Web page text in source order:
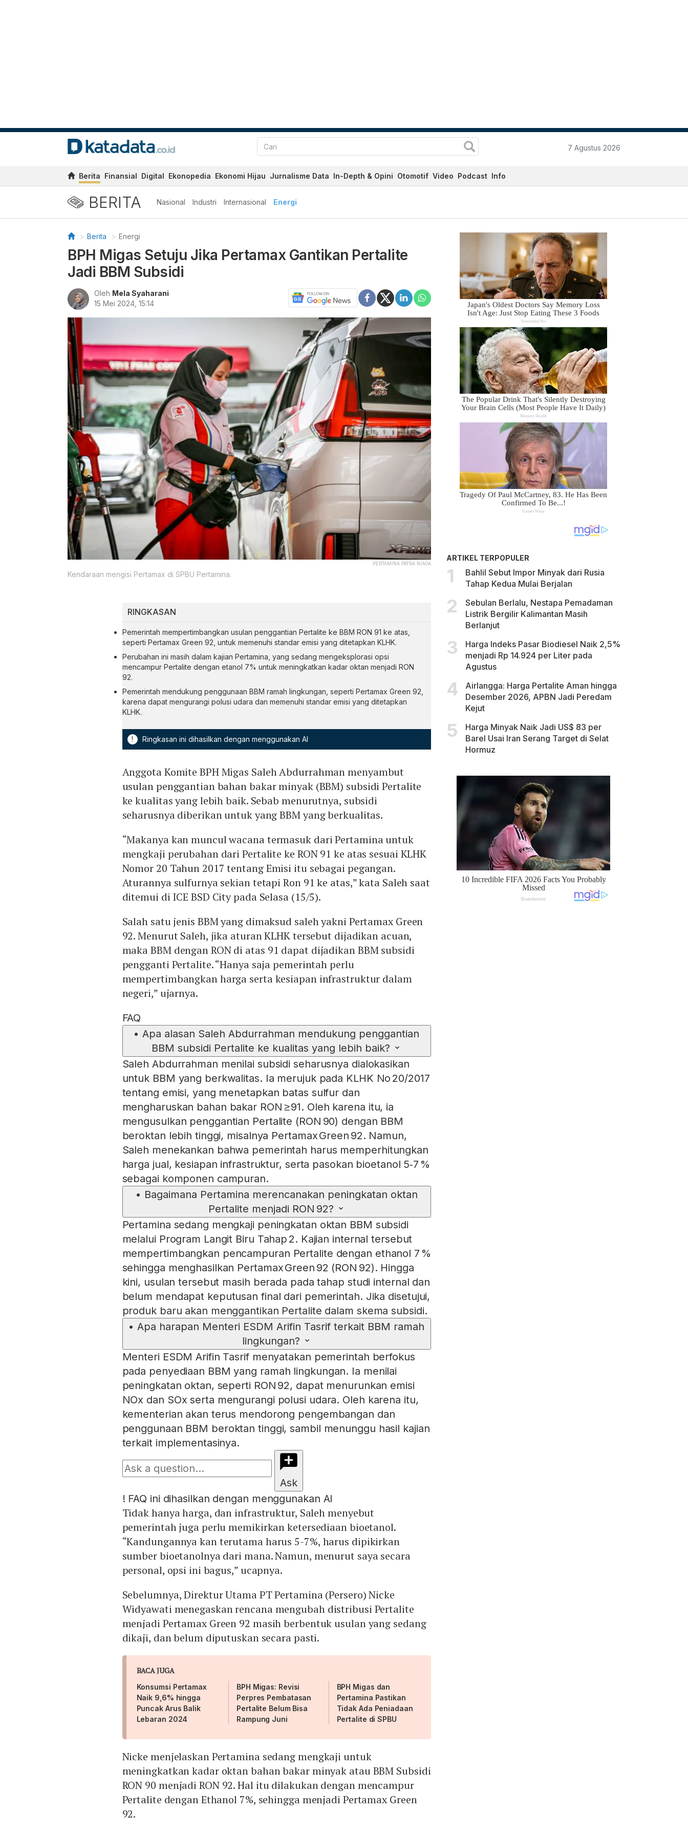
7 Agustus 2026
Berita Finansial Digital Ekonopedia Ekonomi Hijau Jurnalisme Data In-Depth & Opini Otomotif Video Podcast Info
BERITA Nasional Industri Internasional Energi
Berita Energi
BPH Migas Setuju Jika Pertamax Gantikan Pertalite
Jadi BBM Subsidi
Oleh Mela Syaharani
15 Mei 2024, 15:14
PERTAMINA PATRA NIAGA
Kendaraan mengisi Pertamax di SPBU Pertamina.
RINGKASAN
Pemerintah mempertimbangkan usulan penggantian Pertalite ke BBM RON 91 ke atas,
seperti Pertamax Green 92, untuk memenuhi standar emisi yang ditetapkan KLHK.
Perubahan ini masih dalam kajian Pertamina, yang sedang mengeksplorasi opsi
mencampur Pertalite dengan etanol 7% untuk meningkatkan kadar oktan menjadi RON
92.
Pemerintah mendukung penggunaan BBM ramah lingkungan, seperti Pertamax Green 92,
karena dapat mengurangi polusi udara dan memenuhi standar emisi yang ditetapkan
KLHK.
! Ringkasan ini dihasilkan dengan menggunakan AI
Anggota Komite BPH Migas Saleh Abdurrahman menyambut
usulan penggantian bahan bakar minyak (BBM) subsidi Pertalite
ke kualitas yang lebih baik. Sebab menurutnya, subsidi
seharusnya diberikan untuk yang BBM yang berkualitas.
“Makanya kan muncul wacana termasuk dari Pertamina untuk
mengkaji perubahan dari Pertalite ke RON 91 ke atas sesuai KLHK
Nomor 20 Tahun 2017 tentang Emisi itu sebagai pegangan.
Aturannya sulfurnya sekian tetapi Ron 91 ke atas,” kata Saleh saat
ditemui di ICE BSD City pada Selasa (15/5).
Salah satu jenis BBM yang dimaksud saleh yakni Pertamax Green
92. Menurut Saleh, jika aturan KLHK tersebut dijadikan acuan,
maka BBM dengan RON di atas 91 dapat dijadikan BBM subsidi
pengganti Pertalite. “Hanya saja pemerintah perlu
mempertimbangkan harga serta kesiapan infrastruktur dalam
negeri,” ujarnya.
FAQ
• Apa alasan Saleh Abdurrahman mendukung penggantian
BBM subsidi Pertalite ke kualitas yang lebih baik?
Saleh Abdurrahman menilai subsidi seharusnya dialokasikan
untuk BBM yang berkwalitas. Ia merujuk pada KLHK No 20/2017
tentang emisi, yang menetapkan batas sulfur dan
mengharuskan bahan bakar RON ≥ 91. Oleh karena itu, ia
mengusulkan penggantian Pertalite (RON 90) dengan BBM
beroktan lebih tinggi, misalnya Pertamax Green 92. Namun,
Saleh menekankan bahwa pemerintah harus memperhitungkan
harga jual, kesiapan infrastruktur, serta pasokan bioetanol 5‑7 %
sebagai komponen campuran.
• Bagaimana Pertamina merencanakan peningkatan oktan
Pertalite menjadi RON 92?
Pertamina sedang mengkaji peningkatan oktan BBM subsidi
melalui Program Langit Biru Tahap 2. Kajian internal tersebut
mempertimbangkan pencampuran Pertalite dengan ethanol 7 %
sehingga menghasilkan Pertamax Green 92 (RON 92). Hingga
kini, usulan tersebut masih berada pada tahap studi internal dan
belum mendapat keputusan final dari pemerintah. Jika disetujui,
produk baru akan menggantikan Pertalite dalam skema subsidi.
• Apa harapan Menteri ESDM Arifin Tasrif terkait BBM ramah
lingkungan?
Menteri ESDM Arifin Tasrif menyatakan pemerintah berfokus
pada penyediaan BBM yang ramah lingkungan. Ia menilai
peningkatan oktan, seperti RON 92, dapat menurunkan emisi
NOx dan SOx serta mengurangi polusi udara. Oleh karena itu,
kementerian akan terus mendorong pengembangan dan
penggunaan BBM beroktan tinggi, sambil menunggu hasil kajian
terkait implementasinya.
Ask
! FAQ ini dihasilkan dengan menggunakan AI
Tidak hanya harga, dan infrastruktur, Saleh menyebut
pemerintah juga perlu memikirkan ketersediaan bioetanol.
“Kandungannya kan terutama harus 5-7%, harus dipikirkan
sumber bioetanolnya dari mana. Namun, menurut saya secara
personal, opsi ini bagus,” ucapnya.
Sebelumnya, Direktur Utama PT Pertamina (Persero) Nicke
Widyawati menegaskan rencana mengubah distribusi Pertalite
menjadi Pertamax Green 92 masih berbentuk usulan yang sedang
dikaji, dan belum diputuskan secara pasti.
BACA JUGA
Konsumsi Pertamax
Naik 9,6% hingga
Puncak Arus Balik
Lebaran 2024
BPH Migas: Revisi
Perpres Pembatasan
Pertalite Belum Bisa
Rampung Juni
BPH Migas dan
Pertamina Pastikan
Tidak Ada Peniadaan
Pertalite di SPBU
Nicke menjelaskan Pertamina sedang mengkaji untuk
meningkatkan kadar oktan bahan bakar minyak atau BBM Subsidi
RON 90 menjadi RON 92. Hal itu dilakukan dengan mencampur
Pertalite dengan Ethanol 7%, sehingga menjadi Pertamax Green
92.
ARTIKEL TERPOPULER
Bahlil Sebut Impor Minyak dari Rusia
Tahap Kedua Mulai Berjalan
Sebulan Berlalu, Nestapa Pemadaman
Listrik Bergilir Kalimantan Masih
Berlanjut
Harga Indeks Pasar Biodiesel Naik 2,5%
menjadi Rp 14.924 per Liter pada
Agustus
Airlangga: Harga Pertalite Aman hingga
Desember 2026, APBN Jadi Peredam
Kejut
Harga Minyak Naik Jadi US$ 83 per
Barel Usai Iran Serang Target di Selat
Hormuz